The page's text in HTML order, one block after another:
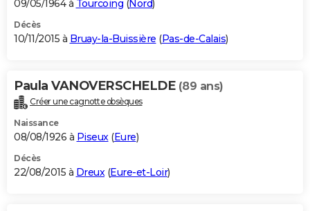
09/05/1964 à Tourcoing (Nord)
Décès
10/11/2015 à Bruay-la-Buissière (Pas-de-Calais)
Paula VANOVERSCHELDE (89 ans)
Créer une cagnotte obsèques
Naissance
08/08/1926 à Piseux(Eure)
Décès
22/08/2015 à Dreux(Eure-et-Loir)